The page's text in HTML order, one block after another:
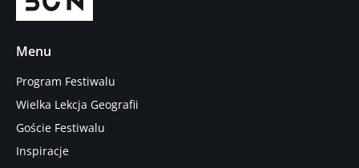
Menu
Program Festiwalu
Wielka Lekcja Geografii
Goście Festiwalu
Inspiracje